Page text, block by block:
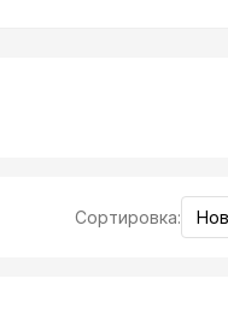
Сортировка: